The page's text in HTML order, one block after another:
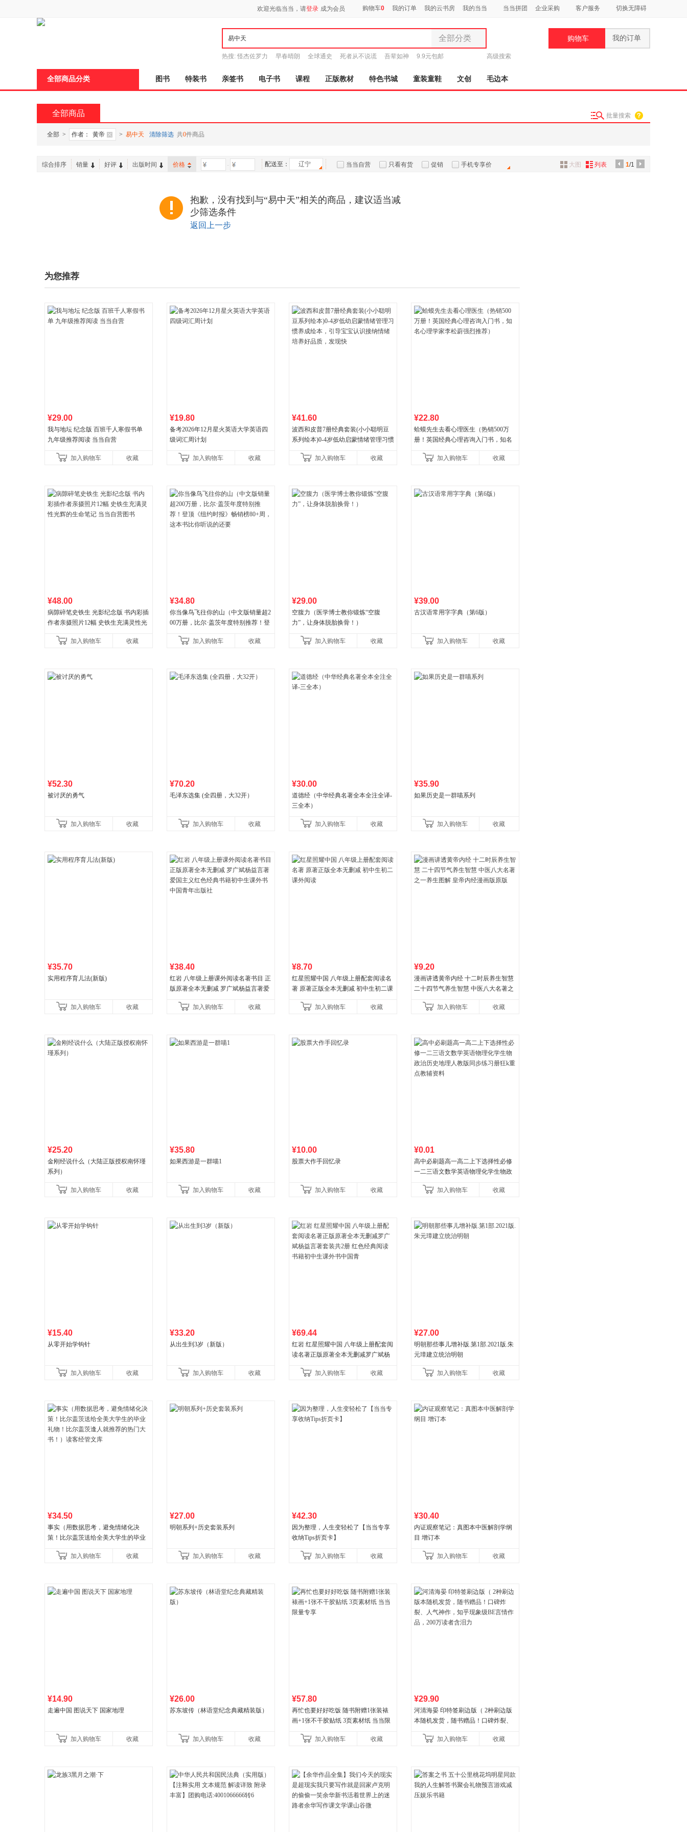
欢迎光临当当，请登录 成为会员 购物车0 我的订单 我的云书房 我的当当 当当拼团 企业采购 客户服务 切换无障碍
全部分类
全部分类
图书
电子书
孕婴服饰
数码影音
电脑办公
大家电
热搜: 怪杰佐罗力 早春晴朗 全球通史 死者从不说谎 吾辈如神 9.9元包邮 高级搜索
购物车 我的订单
全部商品分类 图书 特装书 亲签书 电子书 课程 正版教材 特色书城 童装童鞋 文创 毛边本
全部商品 批量搜索
全部 > 作者： 黄帝 > 易中天 清除筛选 共0件商品
综合排序 销量 好评 出版时间 价格 - 配送至： 辽宁 当当自营 只看有货 促销 手机专享价 1/1
大图 列表
抱歉，没有找到与“易中天”相关的商品，建议适当减
少筛选条件
返回上一步
为您推荐
¥29.00
我与地坛 纪念版 百班千人寒假书单
九年级推荐阅读 当当自营
加入购物车 收藏
¥19.80
备考2026年12月星火英语大学英语四
级词汇周计划
加入购物车 收藏
¥41.60
波西和皮普7册经典套装(小小聪明豆
系列绘本)0-4岁低幼启蒙情绪管理习惯
养好品质，发现快
加入购物车 收藏
¥22.80
蛤蟆先生去看心理医生（热销500万
册！英国经典心理咨询入门书，知名
加入购物车
收藏
¥48.00
病隙碎笔史铁生 光影纪念版 书内彩插
作者亲摄照片12幅 史铁生充满灵性光
加入购物车
收藏
¥34.80
你当像鸟飞往你的山（中文版销量超2
00万册，比尔·盖茨年度特别推荐！登
比你听说的还要
加入购物车 收藏
¥29.00
空腹力（医学博士教你锻炼“空腹
力”，让身体脱胎换骨！）
加入购物车 收藏
¥39.00
古汉语常用字字典（第6版）
加入购物车 收藏
¥52.30
被讨厌的勇气
加入购物车 收藏
¥70.20
毛泽东选集 (全四册，大32开）
加入购物车 收藏
¥30.00
道德经（中华经典名著全本全注全译-
三全本）
加入购物车 收藏
¥35.90
如果历史是一群喵系列
加入购物车 收藏
¥35.70
实用程序育儿法(新版)
加入购物车 收藏
¥38.40
红岩 八年级上册课外阅读名著书目 正
版原著全本无删减 罗广斌杨益言著爱
国青年出版社加入购物车 收藏
¥8.70
红星照耀中国 八年级上册配套阅读名
著 原著正版全本无删减 初中生初二课
加入购物车
收藏
¥9.20
漫画讲透黄帝内经 十二时辰养生智慧
二十四节气养生智慧 中医八大名著之
加入购物车
收藏
¥25.20
金刚经说什么（大陆正版授权南怀瑾
系列）
加入购物车 收藏
¥35.80
如果西游是一群喵1
加入购物车 收藏
¥10.00
股票大作手回忆录
加入购物车 收藏
¥0.01
高中必刷题高一高二上下选择性必修
一二三语文数学英语物理化学生物政
教辅资料加入购物车 收藏
¥15.40
从零开始学钩针
加入购物车 收藏
¥33.20
从出生到3岁（新版）
加入购物车 收藏
¥69.44
红岩 红星照耀中国 八年级上册配套阅
读名著正版原著全本无删减罗广斌杨
初中生课外书中国青
加入购物车 收藏
¥27.00
明朝那些事儿增补版.第1部.2021版.朱
元璋建立统治明朝
加入购物车 收藏
¥34.50
事实（用数据思考，避免情绪化决
策！比尔盖茨送给全美大学生的毕业
书！）读客经管文库
加入购物车 收藏
¥27.00
明朝系列+历史套装系列
加入购物车 收藏
¥42.30
因为整理，人生变轻松了【当当专享
收纳Tips折页卡】
加入购物车 收藏
¥30.40
内证观察笔记：真图本中医解剖学纲
目 增订本
加入购物车 收藏
¥14.90
走遍中国 图说天下 国家地理
加入购物车 收藏
¥26.00
苏东坡传（林语堂纪念典藏精装版）
加入购物车 收藏
¥57.80
再忙也要好好吃饭 随书附赠1张装裱
画+1张不干胶贴纸 3页素材纸 当当限
加入购物车
收藏
¥29.90
河清海晏 印特签刷边版（ 2种刷边版
本随机发货，随书赠品！口碑炸裂、
200万读者含泪力
加入购物车 收藏
页